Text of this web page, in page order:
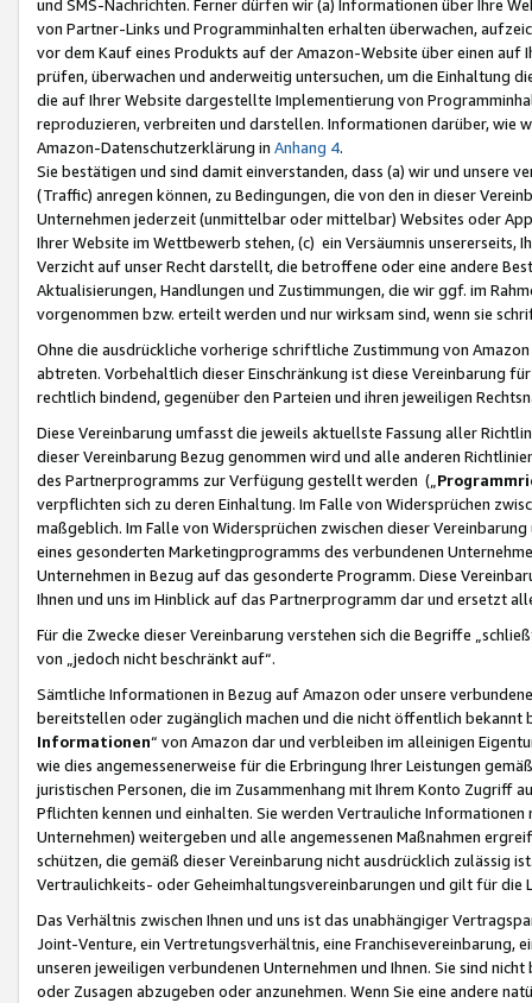
und SMS-Nachrichten. Ferner dürfen wir (a) Informationen über Ihre
von Partner-Links und Programminhalten erhalten überwachen,
vor dem Kauf eines Produkts auf der Amazon-Website über einen
prüfen, überwachen und anderweitig untersuchen, um die Einhaltung
die auf Ihrer Website dargestellte Implementierung von
reproduzieren, verbreiten und darstellen. Informationen darüber, wie
Amazon-Datenschutzerklärung in Anhang 4.
Sie bestätigen und sind damit einverstanden, dass (a) wir und
(Traffic) anregen können, zu Bedingungen, die von den in dieser
Unternehmen jederzeit (unmittelbar oder mittelbar) Websites oder
Ihrer Website im Wettbewerb stehen, (c) ein Versäumnis unsererseits,
Verzicht auf unser Recht darstellt, die betroffene oder eine andere
Aktualisierungen, Handlungen und Zustimmungen, die wir ggf. im
vorgenommen bzw. erteilt werden und nur wirksam sind, wenn sie
Ohne die ausdrückliche vorherige schriftliche Zustimmung von
abtreten. Vorbehaltlich dieser Einschränkung ist diese Vereinbarung
rechtlich bindend, gegenüber den Parteien und ihren jeweiligen
Diese Vereinbarung umfasst die jeweils aktuellste Fassung aller
dieser Vereinbarung Bezug genommen wird und alle anderen
des Partnerprogramms zur Verfügung gestellt werden („
verpflichten sich zu deren Einhaltung. Im Falle von Widersprüchen
maßgeblich. Im Falle von Widersprüchen zwischen dieser
eines gesonderten Marketingprogramms des verbundenen
Unternehmen in Bezug auf das gesonderte Programm. Diese
Ihnen und uns im Hinblick auf das Partnerprogramm dar und ersetzt
Für die Zwecke dieser Vereinbarung verstehen sich die Begriffe
von „jedoch nicht beschränkt auf“.
Sämtliche Informationen in Bezug auf Amazon oder unsere
bereitstellen oder zugänglich machen und die nicht öffentlich
Informationen“ von Amazon dar und verbleiben im alleinigen
wie dies angemessenerweise für die Erbringung Ihrer Leistungen
juristischen Personen, die im Zusammenhang mit Ihrem Konto
Pflichten kennen und einhalten. Sie werden Vertrauliche
Unternehmen) weitergeben und alle angemessenen Maßnahmen
schützen, die gemäß dieser Vereinbarung nicht ausdrücklich zulässig
Vertraulichkeits- oder Geheimhaltungsvereinbarungen und gilt für die
Das Verhältnis zwischen Ihnen und uns ist das unabhängiger
Joint-Venture, ein Vertretungsverhältnis, eine Franchisevereinbarung,
unseren jeweiligen verbundenen Unternehmen und Ihnen. Sie sind
oder Zusagen abzugeben oder anzunehmen. Wenn Sie eine andere